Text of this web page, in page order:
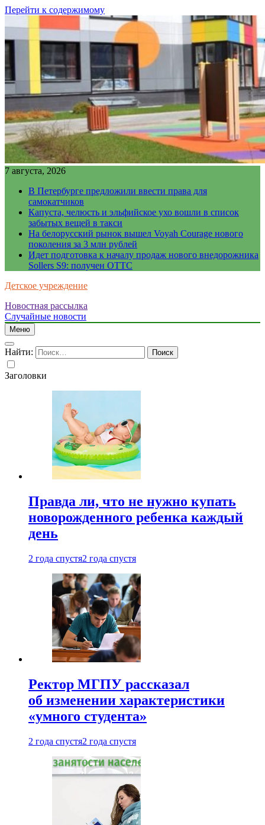
Перейти к содержимому
7 августа, 2026
В Петербурге предложили ввести права для
самокатчиков
Капуста, челюсть и эльфийское ухо вошли в список
забытых вещей в такси
На белорусский рынок вышел Voyah Courage нового
поколения за 3 млн рублей
Идет подготовка к началу продаж нового внедорожника
Sollers S9: получен ОТТС
Детское учреждение
Новостная рассылка
Случайные новости
Меню
Найти:
Заголовки
Правда ли, что не нужно купать
новорожденного ребенка каждый
день
2 года спустя2 года спустя
Ректор МГПУ рассказал
об изменении характеристики
«умного студента»
2 года спустя2 года спустя